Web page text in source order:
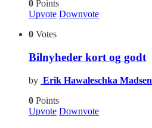
0 Points
Upvote Downvote
0 Votes
Bilnyheder kort og godt
by Erik Hawaleschka Madsen
0 Points
Upvote Downvote